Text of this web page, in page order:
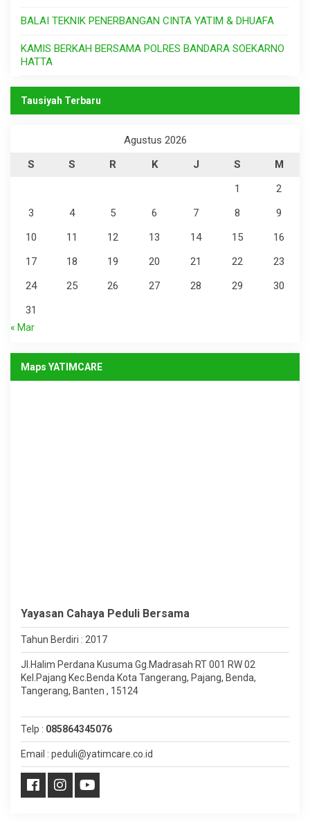
BALAI TEKNIK PENERBANGAN CINTA YATIM & DHUAFA
KAMIS BERKAH BERSAMA POLRES BANDARA SOEKARNO
HATTA
Tausiyah Terbaru
Agustus 2026
S
S R K J S
M
1
2
3
4 5 6 7 8
9
10
11 12 13 14 15
16
17
18 19 20 21 22
23
24
25 26 27 28 29
30
31
« Mar
Maps YATIMCARE
Yayasan Cahaya Peduli Bersama
Tahun Berdiri : 2017
Jl.Halim Perdana Kusuma Gg.Madrasah RT 001 RW 02
Kel.Pajang Kec.Benda Kota Tangerang, Pajang, Benda,
Tangerang, Banten , 15124
Telp : 085864345076
Email : peduli@yatimcare.co.id